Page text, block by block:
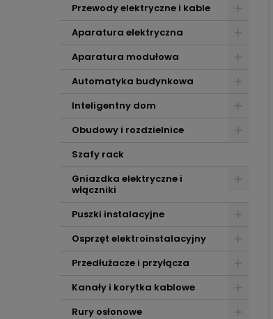
Przewody elektryczne i kable
Aparatura elektryczna
Aparatura modułowa
Automatyka budynkowa
Inteligentny dom
Obudowy i rozdzielnice
Szafy rack
Gniazdka elektryczne i
włączniki
Puszki instalacyjne
Osprzęt elektroinstalacyjny
Przedłużacze i przyłącza
Kanały i korytka kablowe
Rury osłonowe